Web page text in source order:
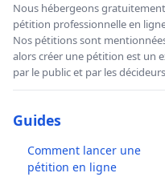
Nous hébergeons
pétition professionnelle en
Nos pétitions sont
alors créer une pétition est un
par le public et par les
Guides
Comment lancer une
pétition en ligne